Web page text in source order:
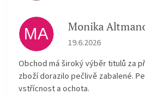
MA Monika
Hodnocení obchodu
19.6.2026
Obchod má široký výběr titulů za
zboží dorazilo pečlivě zabalené.
vstřícnost a ochota.